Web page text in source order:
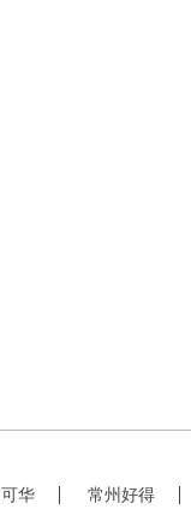
可华 常州好得